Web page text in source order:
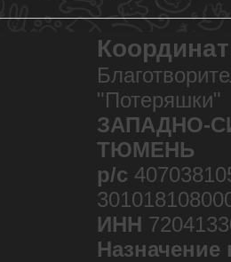
"Потеряшки"
ЗАПАДНО-
ТЮМЕНЬ
р/с
ИНН
Назначение